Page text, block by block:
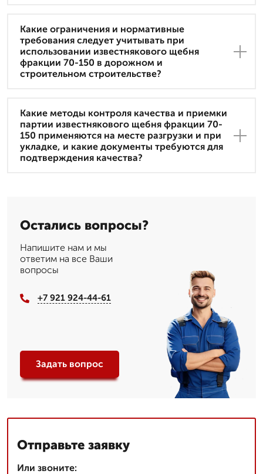
Какие ограничения и нормативные
требования следует учитывать при
использовании известнякового щебня
фракции 70-150 в дорожном и
строительном строительстве?
Какие методы контроля качества и приемки
партии известнякового щебня фракции 70-
150 применяются на месте разгрузки и при
укладке, и какие документы требуются для
подтверждения качества?
Остались вопросы?
Напишите нам и мы
ответим на все Ваши
вопросы
+7 921 924-44-61
Задать вопрос
Отправьте заявку
Или звоните: